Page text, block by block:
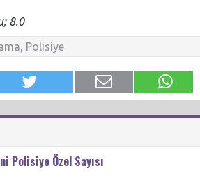
8.0
, Polisiye
Polisiye Özel Sayısı